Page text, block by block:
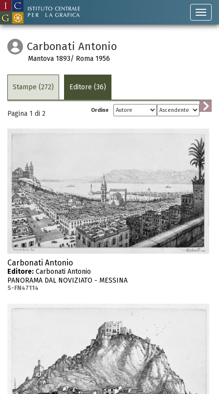
Carbonati Antonio
Mantova 1893/ Roma 1956
Stampe (272) Editore (36)
Pagina 1 di 2 Ordine
Carbonati Antonio
Editore: Carbonati Antonio
PANORAMA DAL NOVIZIATO - MESSINA
S-FN47114